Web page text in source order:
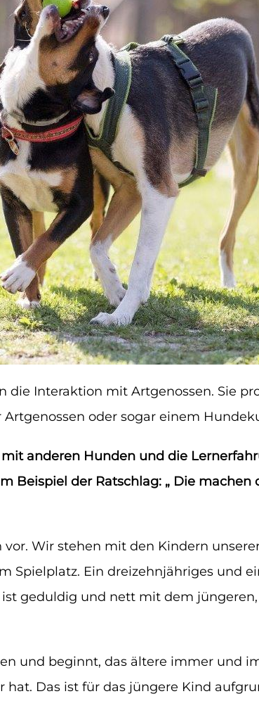
die Interaktion mit Artgenossen. Sie
oder sogar einem
anderen Hunden und die
Beispiel der Ratschlag: „ Die
Wir stehen mit den Kindern
Spielplatz. Ein dreizehnjähriges und
geduldig und nett mit dem
und beginnt, das ältere immer und
Das ist für das jüngere Kind